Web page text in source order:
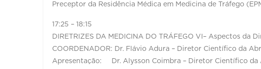
Preceptor da Residência Médica em Medicina de Tráfego
17:25 – 18:15
DIRETRIZES DA MEDICINA DO TRÁFEGO VI– Aspectos da
COORDENADOR: Dr. Flávio Adura – Diretor Científico da
Apresentação: Dr. Alysson Coimbra – Diretor Científico da